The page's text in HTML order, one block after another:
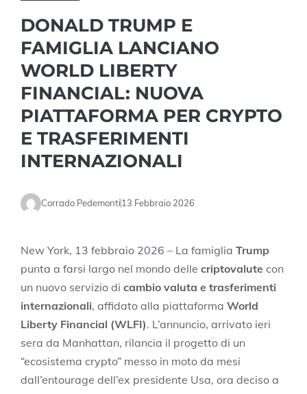
DONALD TRUMP E
FAMIGLIA LANCIANO
WORLD LIBERTY
FINANCIAL: NUOVA
PIATTAFORMA PER CRYPTO
E TRASFERIMENTI
INTERNAZIONALI
Corrado Pedemonti13 Febbraio 2026
New York, 13 febbraio 2026 – La famiglia Trump
punta a farsi largo nel mondo delle criptovalute con
un nuovo servizio di cambio valuta e trasferimenti
internazionali, affidato alla piattaforma World
Liberty Financial (WLFI). L’annuncio, arrivato ieri
sera da Manhattan, rilancia il progetto di un
“ecosistema crypto” messo in moto da mesi
dall’entourage dell’ex presidente Usa, ora deciso a